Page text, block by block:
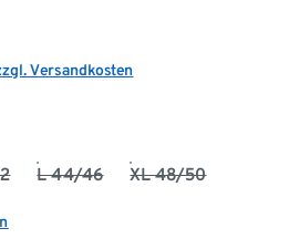
Versandkosten
L 44/46 XL 48/50